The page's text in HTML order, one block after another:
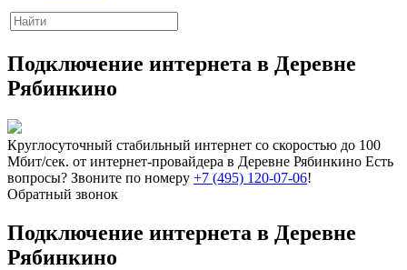
Подключение интернета в Деревне
Рябинкино
Круглосуточный стабильный интернет со скоростью до 100
Мбит/сек. от интернет-провайдера в Деревне Рябинкино Есть
вопросы? Звоните по номеру +7 (495) 120-07-06!
Обратный звонок
Подключение интернета в Деревне
Рябинкино